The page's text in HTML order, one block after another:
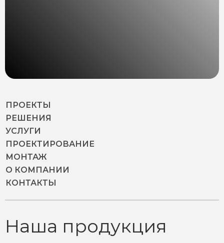
ПРОЕКТЫ
РЕШЕНИЯ
УСЛУГИ
ПРОЕКТИРОВАНИЕ
МОНТАЖ
О КОМПАНИИ
КОНТАКТЫ
Наша продукция